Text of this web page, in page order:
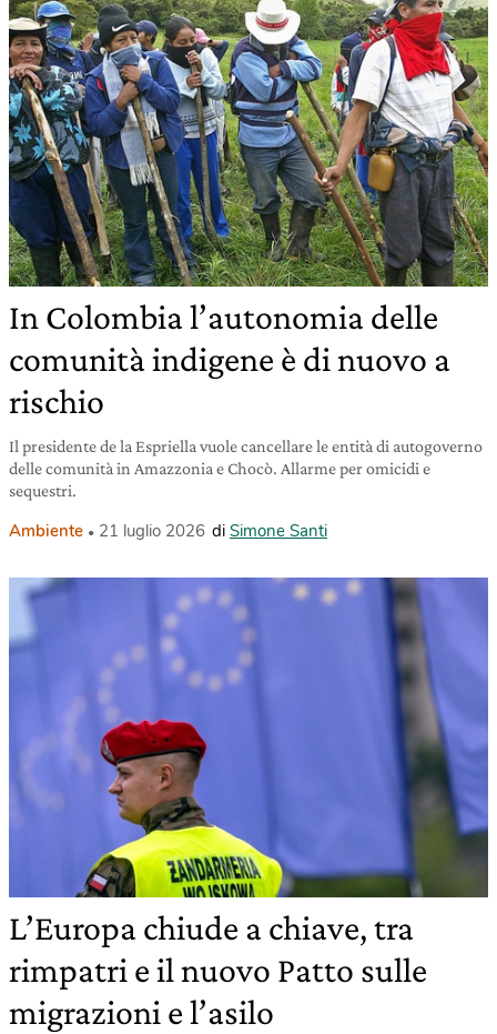
In Colombia l’autonomia delle
comunità indigene è di nuovo a
rischio
Il presidente de la Espriella vuole cancellare le entità di autogoverno
delle comunità in Amazzonia e Chocò. Allarme per omicidi e
sequestri.
Ambiente 21 luglio 2026 di Simone Santi
L’Europa chiude a chiave, tra
rimpatri e il nuovo Patto sulle
migrazioni e l’asilo